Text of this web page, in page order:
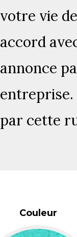
votre vie
accord
annonce
entreprise.
par cette
Couleur